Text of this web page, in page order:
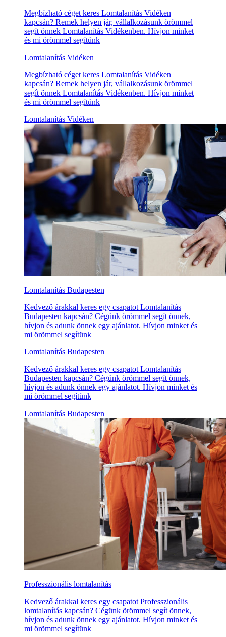
Megbízható céget keres Lomtalanítás Vidéken
kapcsán? Remek helyen jár, vállalkozásunk örömmel
segít önnek Lomtalanítás Vidékenben. Hívjon minket
és mi örömmel segítünk
Lomtalanítás Vidéken
Megbízható céget keres Lomtalanítás Vidéken
kapcsán? Remek helyen jár, vállalkozásunk örömmel
segít önnek Lomtalanítás Vidékenben. Hívjon minket
és mi örömmel segítünk
Lomtalanítás Vidéken
Lomtalanítás Budapesten
Kedvező árakkal keres egy csapatot Lomtalanítás
Budapesten kapcsán? Cégünk örömmel segít önnek,
hívjon és adunk önnek egy ajánlatot. Hívjon minket és
mi örömmel segítünk
Lomtalanítás Budapesten
Kedvező árakkal keres egy csapatot Lomtalanítás
Budapesten kapcsán? Cégünk örömmel segít önnek,
hívjon és adunk önnek egy ajánlatot. Hívjon minket és
mi örömmel segítünk
Lomtalanítás Budapesten
Professzionális lomtalanítás
Kedvező árakkal keres egy csapatot Professzionális
lomtalanítás kapcsán? Cégünk örömmel segít önnek,
hívjon és adunk önnek egy ajánlatot. Hívjon minket és
mi örömmel segítünk